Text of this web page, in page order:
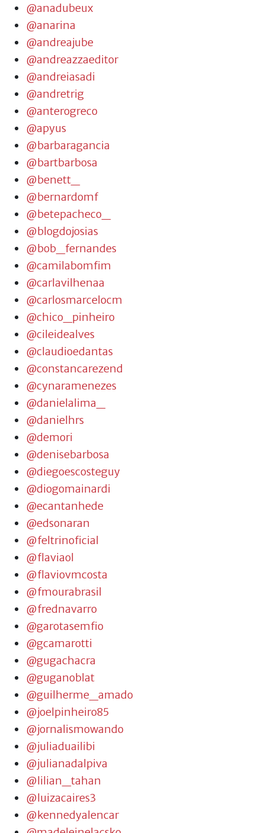
@anadubeux
@anarina
@andreajube
@andreazzaeditor
@andreiasadi
@andretrig
@anterogreco
@apyus
@barbaragancia
@bartbarbosa
@benett_
@bernardomf
@betepacheco_
@blogdojosias
@bob_fernandes
@camilabomfim
@carlavilhenaa
@carlosmarcelocm
@chico_pinheiro
@cileidealves
@claudioedantas
@constancarezend
@cynaramenezes
@danielalima_
@danielhrs
@demori
@denisebarbosa
@diegoescosteguy
@diogomainardi
@ecantanhede
@edsonaran
@feltrinoficial
@flaviaol
@flaviovmcosta
@fmourabrasil
@frednavarro
@garotasemfio
@gcamarotti
@gugachacra
@guganoblat
@guilherme_amado
@joelpinheiro85
@jornalismowando
@juliaduailibi
@julianadalpiva
@lilian_tahan
@luizacaires3
@kennedyalencar